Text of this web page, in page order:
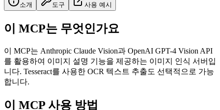
소개 도구 사용 예시
이 MCP는 무엇인가요
이 MCP는 Anthropic Claude Vision과 OpenAI GPT-4 Vision API
를 활용하여 이미지 설명 기능을 제공하는 이미지 인식 서버입
니다. Tesseract를 사용한 OCR 텍스트 추출도 선택적으로 가능
합니다.
이 MCP 사용 방법